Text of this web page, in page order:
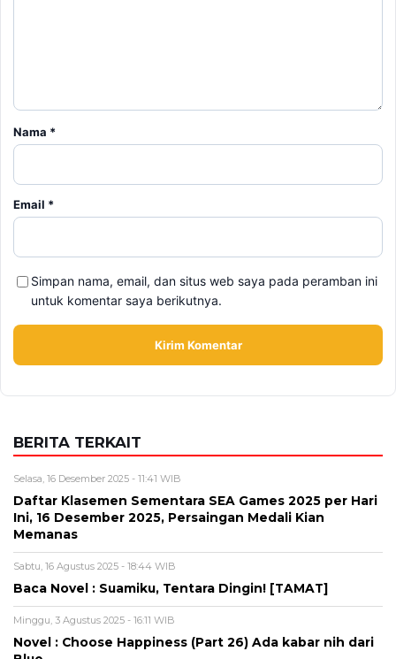
Nama *
Email *
Simpan nama, email, dan situs web saya pada peramban ini
untuk komentar saya berikutnya.
BERITA TERKAIT
Selasa, 16 Desember 2025 - 11:41 WIB
Daftar Klasemen Sementara SEA Games 2025 per Hari
Ini, 16 Desember 2025, Persaingan Medali Kian
Memanas
Sabtu, 16 Agustus 2025 - 18:44 WIB
Baca Novel : Suamiku, Tentara Dingin! [TAMAT]
Minggu, 3 Agustus 2025 - 16:11 WIB
Novel : Choose Happiness (Part 26) Ada kabar nih dari